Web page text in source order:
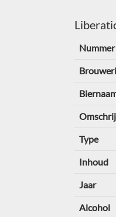
Nummer
Type
Inhoud
Jaar
Alcohol